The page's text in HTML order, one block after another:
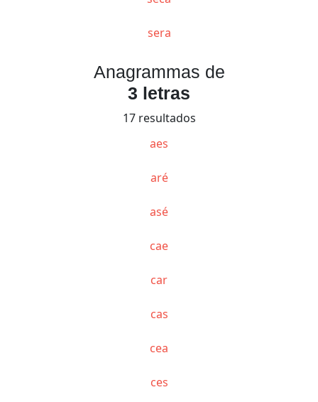
sera
Anagrammas de
3 letras
17 resultados
aes
aré
asé
cae
car
cas
cea
ces